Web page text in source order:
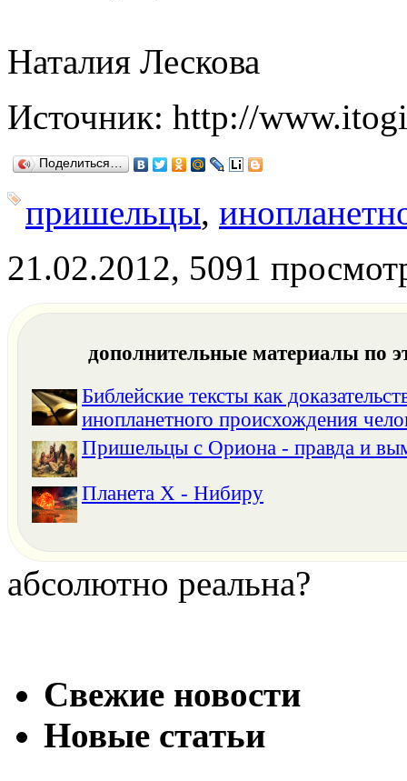
Наталия Лескова
Источник: http://
Поделиться…
пришельцы,
21.02.2012, 5091
дополнительные материалы по
Библейские тексты как
инопланетного происхождения
Пришельцы с Ориона - правда и
Планета Х - Нибиру
абсолютно реальна?
Свежие новости
Новые статьи